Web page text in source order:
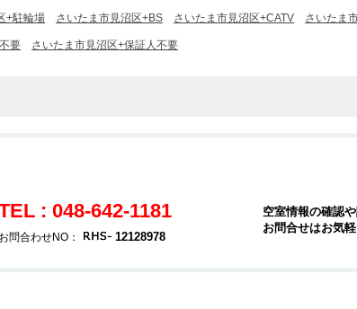
+駐輪場 さいたま市見沼区+BS さいたま市見沼区+CATV さいたま
要 さいたま市見沼区+保証人不要
: 048-642-1181
お問合わせNO： 12128978
空室情報の確認
お問合せはお気